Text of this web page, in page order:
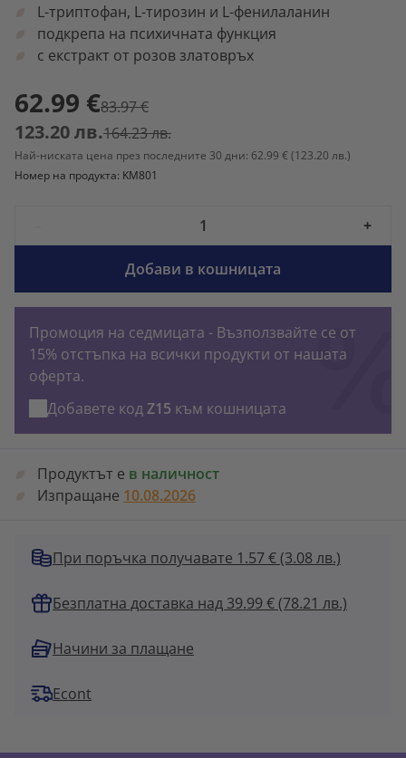
L-триптофан, L-тирозин и L-фенилаланин
подкрепа на психичната функция
с екстракт от розов златовръх
62.99 €83.97 €
123.20 лв.164.23 лв.
Най-ниската цена през последните 30 дни: 62.99 €(123.20 лв.)
Номер на продукта: KM801
+
Добави в кошницата
Промоция на седмицата - Възползвайте се от
15% отстъпка на всички продукти от нашата
оферта.
Добавете кодZ15 към кошницата
Продуктът е в наличност
Изпращане 10.08.2026
При поръчка получавате 1.57 €(3.08 лв.)
Безплатна доставка над 39.99 € (78.21 лв.)
Начини за плащане
Econt